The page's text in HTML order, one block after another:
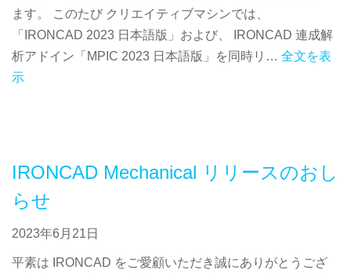
ます。 このたび クリエイティブマシンでは、
「IRONCAD 2023 日本語版」および、 IRONCAD 連成解
析アドイン「MPIC 2023 日本語版」を同時リ… 全文を表
示
IRONCAD Mechanical リリースのおし
らせ
2023年6月21日
平素は IRONCAD をご愛顧いただき誠にありがとうござ